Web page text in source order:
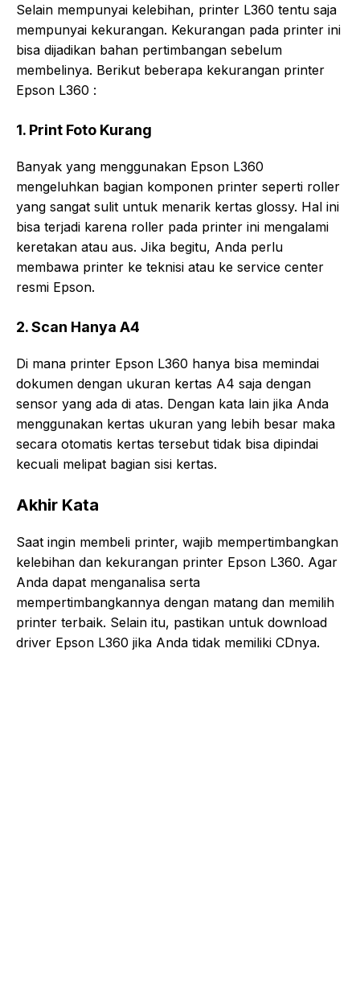
Selain mempunyai kelebihan, printer L360 tentu saja
mempunyai kekurangan. Kekurangan pada printer ini
bisa dijadikan bahan pertimbangan sebelum
membelinya. Berikut beberapa kekurangan printer
Epson L360 :
1. Print Foto Kurang
Banyak yang menggunakan Epson L360
mengeluhkan bagian komponen printer seperti roller
yang sangat sulit untuk menarik kertas glossy. Hal ini
bisa terjadi karena roller pada printer ini mengalami
keretakan atau aus. Jika begitu, Anda perlu
membawa printer ke teknisi atau ke service center
resmi Epson.
2. Scan Hanya A4
Di mana printer Epson L360 hanya bisa memindai
dokumen dengan ukuran kertas A4 saja dengan
sensor yang ada di atas. Dengan kata lain jika Anda
menggunakan kertas ukuran yang lebih besar maka
secara otomatis kertas tersebut tidak bisa dipindai
kecuali melipat bagian sisi kertas.
Akhir Kata
Saat ingin membeli printer, wajib mempertimbangkan
kelebihan dan kekurangan printer Epson L360. Agar
Anda dapat menganalisa serta
mempertimbangkannya dengan matang dan memilih
printer terbaik. Selain itu, pastikan untuk download
driver Epson L360 jika Anda tidak memiliki CDnya.